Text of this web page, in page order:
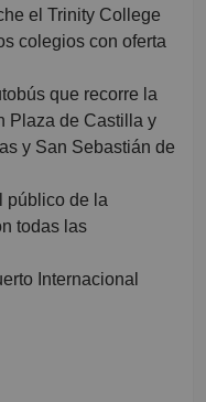
el Trinity College
colegios con oferta
que recorre la
Plaza de Castilla y
y San Sebastián de
público de la
todas las
Internacional